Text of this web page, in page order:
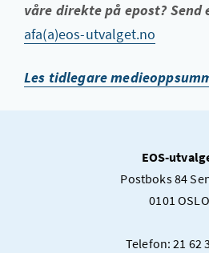
våre direkte på epost?
afa(a)eos-utvalget.no
Les tidlegare
EOS-
Postboks 84
0101 OSLO
Telefon: 21 62